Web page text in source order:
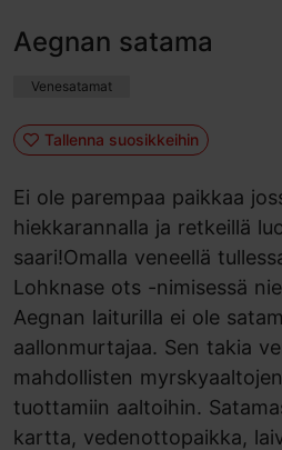
Aegnan satama
Venesatamat
Tallenna suosikkeihin
Ei ole parempaa paikkaa
hiekkarannalla ja retkeillä
saari!Omalla veneellä
Lohknase ots -nimisessä
Aegnan laiturilla ei ole
aallonmurtajaa. Sen takia
mahdollisten
tuottamiin aaltoihin.
kartta, vedenottopaikka,